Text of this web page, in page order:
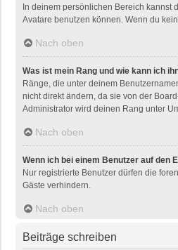
In deinem persönlichen Bereich kannst
Avatare benutzen können. Wenn du
Nach oben
Was ist mein Rang und wie kann ich
Ränge, die unter deinem
nicht direkt ändern, da sie von der
Administrator wird deinen Rang unter
Nach oben
Wenn ich bei einem Benutzer auf den
Nur registrierte Benutzer dürfen die
Gäste verhindern.
Nach oben
Beiträge schreiben